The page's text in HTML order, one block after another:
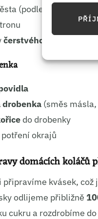
Identifikace
Používání
základě
(podle chuti)
čerstvého droždí
drobenka(směs másla,
do drobenky
okrajů
domácích koláčů
kvásek, což
odlijeme přibližně
cukru a rozdrobíme do